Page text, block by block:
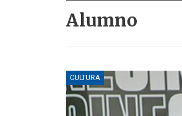
Alumno
CULTURA